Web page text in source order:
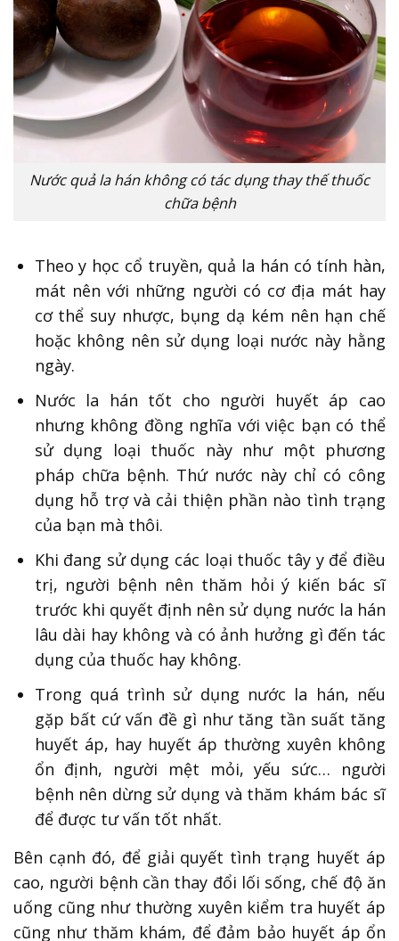
Nước quả la hán không có tác dụng thay thế thuốc
chữa bệnh
Theo y học cổ truyền, quả la hán có tính hàn,
mát nên với những người có cơ địa mát hay
cơ thể suy nhược, bụng dạ kém nên hạn chế
hoặc không nên sử dụng loại nước này hằng
ngày.
Nước la hán tốt cho người huyết áp cao
nhưng không đồng nghĩa với việc bạn có thể
sử dụng loại thuốc này như một phương
pháp chữa bệnh. Thứ nước này chỉ có công
dụng hỗ trợ và cải thiện phần nào tình trạng
của bạn mà thôi.
Khi đang sử dụng các loại thuốc tây y để điều
trị, người bệnh nên thăm hỏi ý kiến bác sĩ
trước khi quyết định nên sử dụng nước la hán
lâu dài hay không và có ảnh hưởng gì đến tác
dụng của thuốc hay không.
Trong quá trình sử dụng nước la hán, nếu
gặp bất cứ vấn đề gì như tăng tần suất tăng
huyết áp, hay huyết áp thường xuyên không
ổn định, người mệt mỏi, yếu sức… người
bệnh nên dừng sử dụng và thăm khám bác sĩ
để được tư vấn tốt nhất.
Bên cạnh đó, để giải quyết tình trạng huyết áp
cao, người bệnh cần thay đổi lối sống, chế độ ăn
uống cũng như thường xuyên kiểm tra huyết áp
cũng như thăm khám, để đảm bảo huyết áp ổn